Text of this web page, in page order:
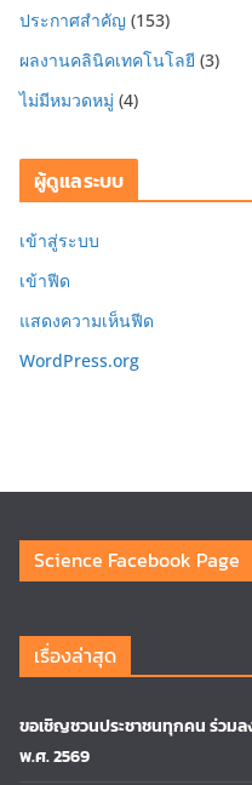
ประกาศสำคัญ (153)
ผลงานคลินิคเทคโนโลยี (3)
ไม่มีหมวดหมู่ (4)
ผู้ดูแลระบบ
เข้าสู่ระบบ
เข้าฟีด
แสดงความเห็นฟีด
WordPress.org
Science Facebook Page
เรื่องล่าสุด
ขอเชิญชวนประชาชนทุกคน ร่วมล
พ.ศ. 2569